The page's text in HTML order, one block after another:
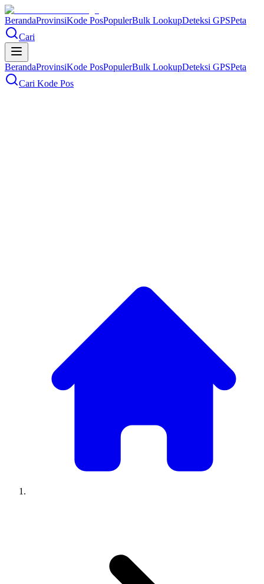
BerandaProvinsiKode PosPopulerBulk LookupDeteksi GPSPeta
Cari
BerandaProvinsiKode PosPopulerBulk LookupDeteksi GPSPeta
Cari Kode Pos